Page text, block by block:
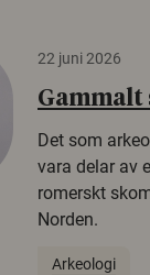
22 juni 2026
Gammalt
Det som
vara delar av
romerskt
Norden.
Arkeologi